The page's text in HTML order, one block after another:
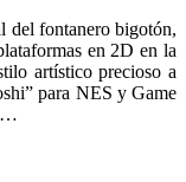
del fontanero bigotón,
en 2D en la
artístico precioso a
para NES y Game